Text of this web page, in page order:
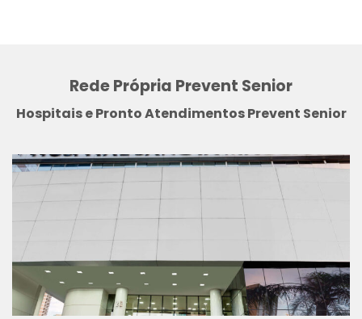
Rede Própria Prevent Senior
Hospitais e Pronto Atendimentos Prevent Senior